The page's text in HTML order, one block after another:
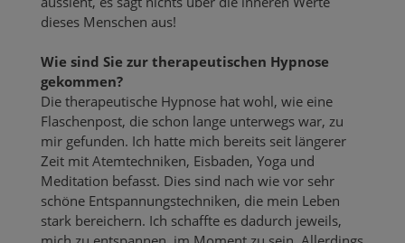
dieses Menschen aus!
Wie sind Sie zur therapeutischen Hypnose
gekommen?
Die therapeutische Hypnose hat wohl, wie eine
Flaschenpost, die schon lange unterwegs war, zu
mir gefunden. Ich hatte mich bereits seit längerer
Zeit mit Atemtechniken, Eisbaden, Yoga und
Meditation befasst. Dies sind nach wie vor sehr
schöne Entspannungstechniken, die mein Leben
stark bereichern. Ich schaffte es dadurch jeweils,